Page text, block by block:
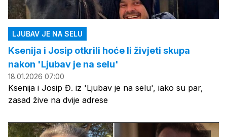
LJUBAV JE NA SELU
Ksenija i Josip otkrili hoće li živjeti skupa
nakon 'Ljubav je na selu'
18.01.2026 07:00
Ksenija i Josip Đ. iz 'Ljubav je na selu', iako su par,
zasad žive na dvije adrese